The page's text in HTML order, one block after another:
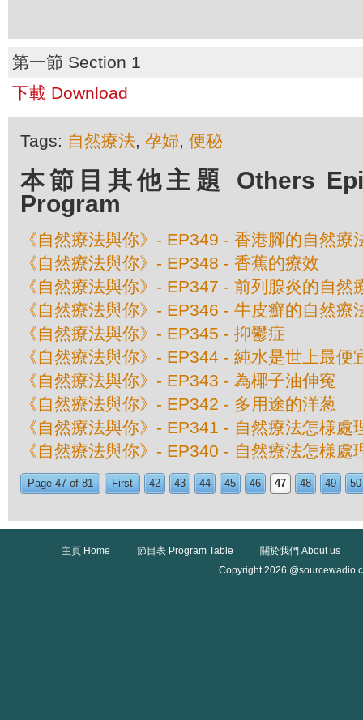
第一節 Section 1
下載 Download
Tags: 自然療法, 孕婦, 便秘
本節目其他主題 Others
Program
《自然療法與你》- EP349 - 香港腳的自然療
《自然療法與你》- EP348 - 香蕉的療效
《自然療法與你》- EP347 - 前列腺炎的自然
《自然療法與你》- EP346 - 牛皮癬的自然療
《自然療法與你》- EP345 - 抑鬱症
《自然療法與你》- EP344 - 純水是世上最便
《自然療法與你》- EP343 - 為椰子油伸寃
《自然療法與你》- EP342 - 多用途的洋葱
《自然療法與你》- EP341 - 自然療法怎様處
《自然療法與你》- EP340 - 自然療法怎様處
Page 47 of 81 First 42 43 44 45 46 47 48 49 50
主頁 Home 節目表 Program Table
關於我們 About us
Copyright 2026